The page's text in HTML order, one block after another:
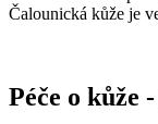
Čalounická kůže je
Péče o kůže